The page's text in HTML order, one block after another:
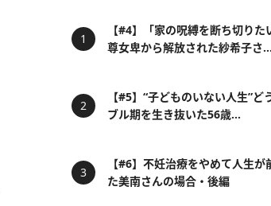
【#4】「家の呪縛を断ち切りた
尊女卑から解放された紗希子さ...
【#5】“子どものいない人生”
ブル期を生き抜いた56歳...
【#6】不妊治療をやめて人生が
た美南さんの場合・後編